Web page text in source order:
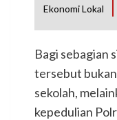
Ekonomi Lokal
Bagi sebagian
tersebut
sekolah,
kepedulian